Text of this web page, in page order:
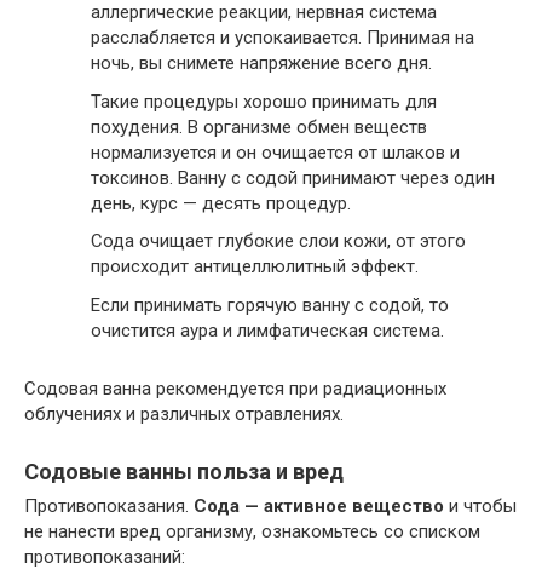
аллергические реакции, нервная система
расслабляется и успокаивается. Принимая на
ночь, вы снимете напряжение всего дня.
Такие процедуры хорошо принимать для
похудения. В организме обмен веществ
нормализуется и он очищается от шлаков и
токсинов. Ванну с содой принимают через один
день, курс — десять процедур.
Сода очищает глубокие слои кожи, от этого
происходит антицеллюлитный эффект.
Если принимать горячую ванну с содой, то
очистится аура и лимфатическая система.
Содовая ванна рекомендуется при радиационных
облучениях и различных отравлениях.
Содовые ванны польза и вред
Противопоказания. Сода — активное вещество и чтобы
не нанести вред организму, ознакомьтесь со списком
противопоказаний: